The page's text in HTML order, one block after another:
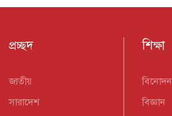
প্রচ্ছদ
জাতীয়
সারাদেশ
শিক্ষা
বিনোদন
বিজ্ঞান